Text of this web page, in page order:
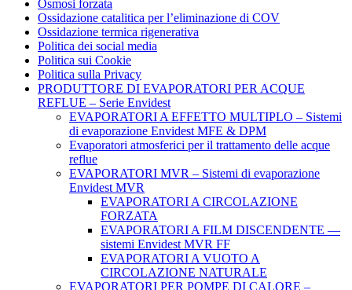
Osmosi forzata
Ossidazione catalitica per l’eliminazione di COV
Ossidazione termica rigenerativa
Politica dei social media
Politica sui Cookie
Politica sulla Privacy
PRODUTTORE DI EVAPORATORI PER ACQUE
REFLUE – Serie Envidest
EVAPORATORI A EFFETTO MULTIPLO – Sistemi
di evaporazione Envidest MFE & DPM
Evaporatori atmosferici per il trattamento delle acque
reflue
EVAPORATORI MVR – Sistemi di evaporazione
Envidest MVR
EVAPORATORI A CIRCOLAZIONE
FORZATA
EVAPORATORI A FILM DISCENDENTE —
sistemi Envidest MVR FF
EVAPORATORI A VUOTO A
CIRCOLAZIONE NATURALE
EVAPORATORI PER POMPE DI CALORE –